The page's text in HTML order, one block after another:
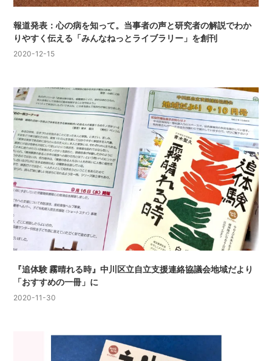
報道発表：心の病を知って。当事者の声と研究者の解説でわか
りやすく伝える「みんなねっとライブラリー」を創刊
2020-12-15
『追体験 霧晴れる時』中川区立自立支援連絡協議会地域だより
「おすすめの一冊」に
2020-11-30